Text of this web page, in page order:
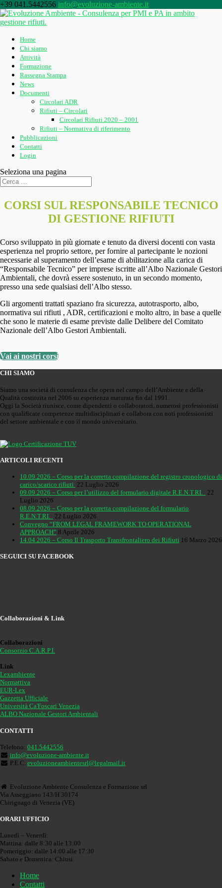
+39 041.5442556 info@evoluzione-ambiente.it
Home
Chi siamo
Attività
Formazione
Rassegna Stampa
News
Documenti
Circolari ADR
Rifiuti – Circolari
Circolari Rifiuti 2020 – 2001
Rifiuti – Normativa di riferimento
Pubblicazioni
Contatti
Login
Seleziona una pagina
CORSI SUL RESPONSABILE TECNICO
DI GESTIONE RIFIUTI
Corso sviluppato in più giornate e tenuto da diversi docenti con vasta
esperienza nel proprio settore, per fornire al partecipante le nozioni
necessarie al superamento dell’esame di abilitazione alla carica di
“Responsabile Tecnico” per imprese iscritte all’Albo Nazionale Gestori
Ambientali, che dovrà essere sostenuto, in un secondo momento,
presso una sede qualsiasi dell’Albo stesso.
Gli argomenti trattati spaziano fra sicurezza, autotrasporto, albo,
normativa sui rifiuti , ADR, certificazioni e molto altro, in base a quelle
che sono le materie di esame previste dalle Delibere del Comitato
Nazionale dell’Albo Gestori Ambientali.
Vai ai nostri corsi
CHI SIAMO
Siamo una società di consulenza che opera nel campo dell’Ambiente e della
Qualità costituita nel 2006 su esperienza maturata fin dal 1991.
Oggi la Società riunisce, come dipendenti o collaboratori, numerosi professionisti
con qualificate competenze multidisciplinari e collabora con noti professionisti
del settore ambientale e con il mondo universitario.
ARTICOLI RECENTI
10.09.2026 – Corso per la corretta compilazione del registro cronologico di
carico/scarico rifiuti 22 Luglio 2026
09.09.2026 – Corso per l’utilizzo del formulario digitale R.E.N.T.RI.
22
Luglio 2026
08.09.2026 – Corso per la corretta compilazione del formulario
R.E.N.T.RI.
22 Luglio 2026
Convegno “FROM LEGAL FRAMEWORK TO OPERATIONAL
APPROACH” 8 Aprile 2026
14.04.2026 – Corso Il Trasporto Transfrontaliero dei Rifiuti 16 Marzo 2026
SEGUICI SU FACEBOOK
Collaborazioni & Link
Collaborazioni
Consorzio C.A.R.P.I.
Link
Lexambiente
Normattiva
EUR-Lex
Gazzetta Ufficiale
Università Ca'Foscari Venezia
ALBO Nazionale Gestori Ambientali
CONTATTI
Telefono: 041.5442556
info@evoluzione-ambiente.it
P.E.C. evoluzioneambientesrl@legalmail.it
Evoluzione Ambiente Consulenza e Formazione srl
Via Asseggiano 143/H 30174
Chirignago di Venezia (VE)
ORARI UFFICIO
Lunedì – Venerdì:
Mattina: dalle 8:30 alle 13:00
Pomeriggio: dalle 14:00 alle 17:30
Sabato e Domenica: Chiusi
Home
Contatti